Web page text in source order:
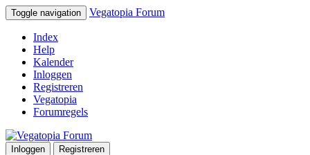
Toggle navigation Vegatopia Forum
Index
Help
Kalender
Inloggen
Registreren
Vegatopia
Forumregels
Inloggen
Registreren